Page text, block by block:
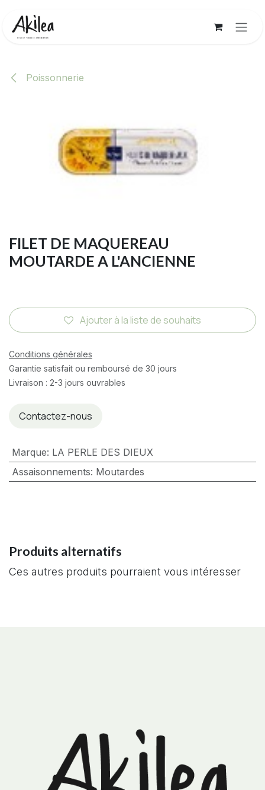
Poissonnerie
FILET DE MAQUEREAU
MOUTARDE A L'ANCIENNE
Ajouter à la liste de souhaits
Conditions générales
Garantie satisfait ou remboursé de 30 jours
Livraison : 2-3 jours ouvrables
Contactez-nous
Marque: LA PERLE DES DIEUX
Assaisonnements: Moutardes
Produits alternatifs
Ces autres produits pourraient vous intéresser